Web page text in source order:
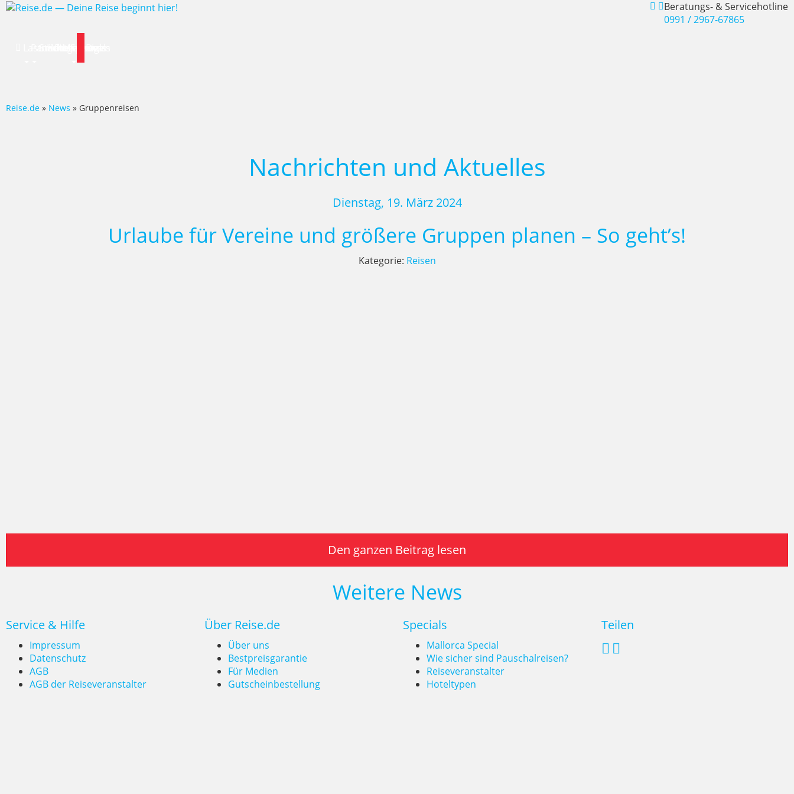
Beratungs- & Servicehotline
0991 / 2967-67865
Reise.de » News » Gruppenreisen
Nachrichten und Aktuelles
Dienstag, 19. März 2024
Urlaube für Vereine und größere Gruppen planen – So geht’s!
Kategorie: Reisen
Den ganzen Beitrag lesen
Weitere News
Service & Hilfe
Impressum
Datenschutz
AGB
AGB der Reiseveranstalter
Über Reise.de
Über uns
Bestpreisgarantie
Für Medien
Gutscheinbestellung
Specials
Mallorca Special
Wie sicher sind Pauschalreisen?
Reiseveranstalter
Hoteltypen
Teilen